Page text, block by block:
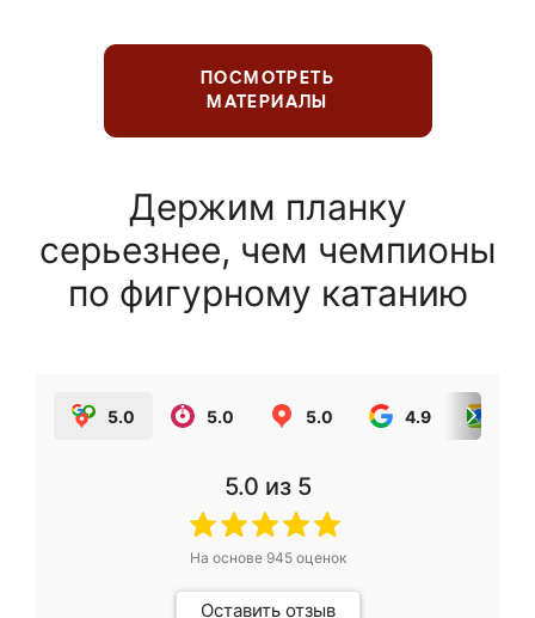
ПОСМОТРЕТЬ
МАТЕРИАЛЫ
Держим планку
серьезнее, чем чемпионы
по фигурному катанию
5.0 5.0 5.0 4.9
5.0 из 5
На основе 945оценок
Оставить отзыв